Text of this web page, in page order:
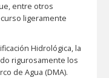
entre otros
ligeramente
Hidrológica, la
rigurosamente los
de Agua (DMA).